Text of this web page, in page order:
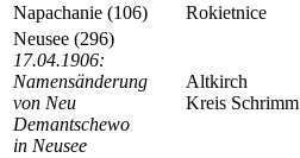
Napachanie (106)
Rokietnice
Neusee (296)
17.04.1906:
Namensänderung
von Neu
Demantschewo
in Neusee
Altkirch
Kreis Schrimm